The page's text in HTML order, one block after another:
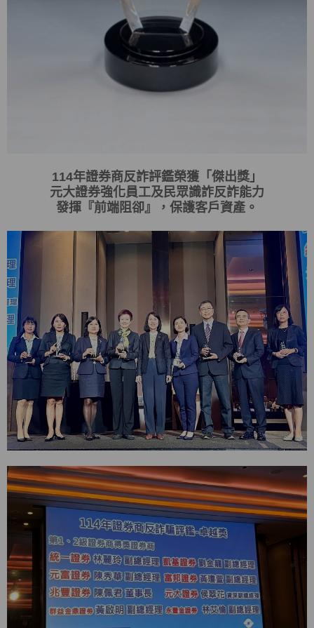
114年證券商反詐評鑑榮獲「傑出獎」
元大證券強化員工及民眾識詐反詐能力
發揮 『 前端阻卻』 ，保護客戶資產。